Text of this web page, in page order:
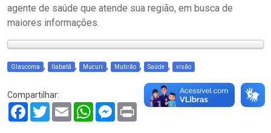
agente de saúde que atende sua região, em busca de
maiores informações.
Glaucoma , Itabatã , Mucuri , Mutirão , Saúde , visão
Compartilhar:
Facebook
TwitterEmail WhatsAppMessenger
Print